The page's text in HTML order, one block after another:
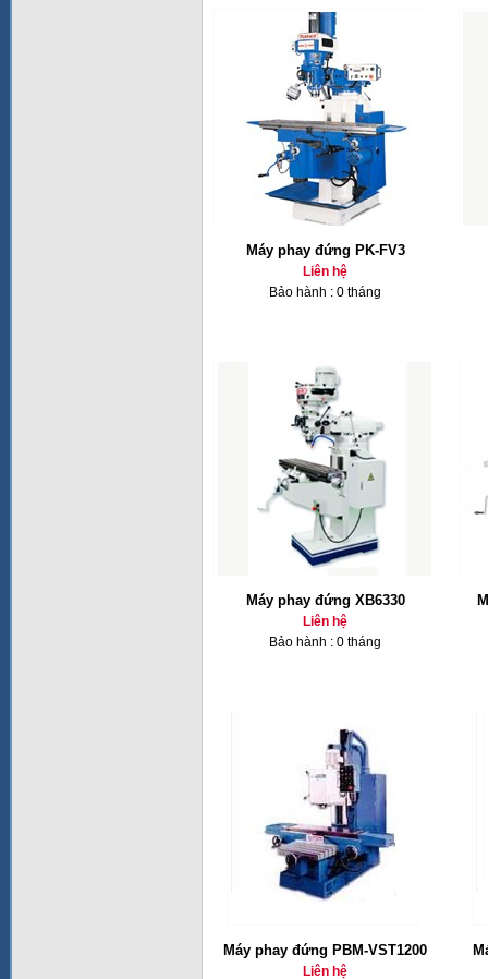
Máy phay đứng PK-FV3
Liên hệ
Bảo hành : 0 tháng
Máy phay đứng XB6330
Liên hệ
Bảo hành : 0 tháng
Máy phay đứng PBM-VST1200
Liên hệ